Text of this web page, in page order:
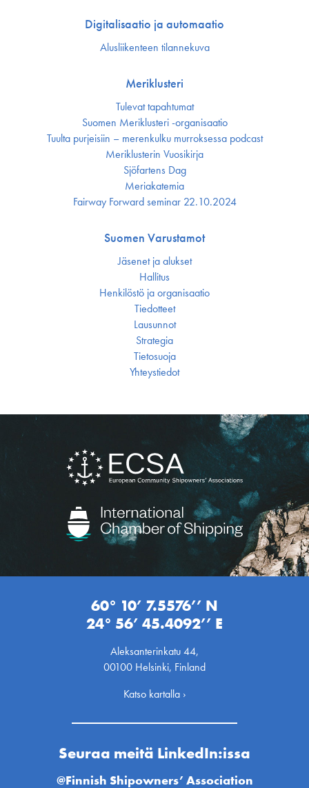
Digitalisaatio ja automaatio
Alusliikenteen tilannekuva
Meriklusteri
Tulevat tapahtumat
Suomen Meriklusteri -organisaatio
Tuulta purjeisiin – merenkulku murroksessa podcast
Meriklusterin Vuosikirja
Sjöfartens Dag
Meriakatemia
Fairway Forward seminar 22.10.2024
Suomen Varustamot
Jäsenet ja alukset
Hallitus
Henkilöstö ja organisaatio
Tiedotteet
Lausunnot
Strategia
Tietosuoja
Yhteystiedot
60° 10’ 7.5576’’ N
24° 56’ 45.4092’’ E
Aleksanterinkatu 44,
00100 Helsinki, Finland
Katso kartalla ›
Seuraa meitä LinkedIn:issa
@Finnish Shipowners’ Association